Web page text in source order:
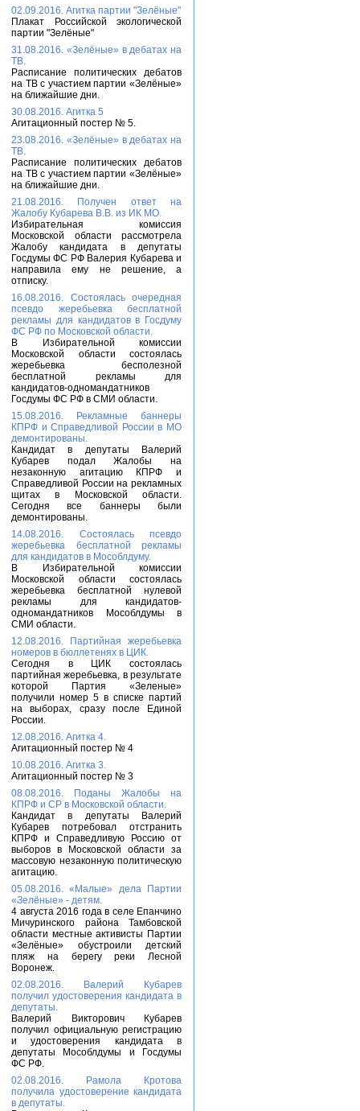
02.09.2016. Агитка партии "Зелёные"
Плакат Российской экологической
партии "Зелёные"
31.08.2016. «Зелёные» в дебатах на
ТВ.
Расписание политических дебатов
на ТВ с участием партии «Зелёные»
на ближайшие дни.
30.08.2016. Агитка 5
Агитационный постер № 5.
23.08.2016. «Зелёные» в дебатах на
ТВ.
Расписание политических дебатов
на ТВ с участием партии «Зелёные»
на ближайшие дни.
21.08.2016. Получен ответ на
Жалобу Кубарева В.В. из ИК МО.
Избирательная комиссия
Московской области рассмотрела
Жалобу кандидата в депутаты
Госдумы ФС РФ Валерия Кубарева и
направила ему не решение, а
отписку.
16.08.2016. Состоялась очередная
псевдо жеребьевка бесплатной
рекламы для кандидатов в Госдуму
ФС РФ по Московской области.
В Избирательной комиссии
Московской области состоялась
жеребьевка бесполезной
бесплатной рекламы для
кандидатов-одномандатников
Госдумы ФС РФ в СМИ области.
15.08.2016. Рекламные баннеры
КПРФ и Справедливой России в МО
демонтированы.
Кандидат в депутаты Валерий
Кубарев подал Жалобы на
незаконную агитацию КПРФ и
Справедливой России на рекламных
щитах в Московской области.
Сегодня все баннеры были
демонтированы.
14.08.2016. Состоялась псевдо
жеребьевка бесплатной рекламы
для кандидатов в Мособлдуму.
В Избирательной комиссии
Московской области состоялась
жеребьевка бесплатной нулевой
рекламы для кандидатов-
одномандатников Мособлдумы в
СМИ области.
12.08.2016. Партийная жеребьевка
номеров в бюллетенях в ЦИК.
Сегодня в ЦИК состоялась
партийная жеребьевка, в результате
которой Партия «Зеленые»
получили номер 5 в списке партий
на выборах, сразу после Единой
России.
12.08.2016. Агитка 4.
Агитационный постер № 4
10.08.2016. Агитка 3.
Агитационный постер № 3
08.08.2016. Поданы Жалобы на
КПРФ и СР в Московской области.
Кандидат в депутаты Валерий
Кубарев потребовал отстранить
КПРФ и Справедливую Россию от
выборов в Московской области за
массовую незаконную политическую
агитацию.
05.08.2016. «Малые» дела Партии
«Зелёные» - детям.
4 августа 2016 года в селе Епанчино
Мичуринского района Тамбовской
области местные активисты Партии
«Зелёные» обустроили детский
пляж на берегу реки Лесной
Воронеж.
02.08.2016. Валерий Кубарев
получил удостоверения кандидата в
депутаты.
Валерий Викторович Кубарев
получил официальную регистрацию
и удостоверения кандидата в
депутаты Мособлдумы и Госдумы
ФС РФ.
02.08.2016. Рамола Кротова
получила удостоверение кандидата
в депутаты.